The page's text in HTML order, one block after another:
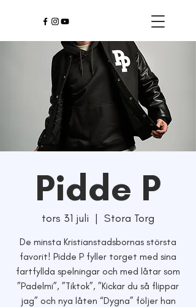
Pidde P
tors 31 juli
  |
Stora Torg
De minsta Kristianstadsbornas största
favorit! Pidde P fyller torget med sina
fartfyllda spelningar och med låtar som
”Padelmi”, ”Tiktok”, ”Kickar du så flippar
jag” och nya låten “Dygna” följer han